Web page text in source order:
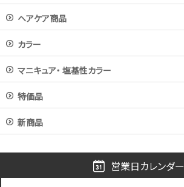
ヘアケア商品
カラー
マニキュア・ 塩基性カラー
特価品
新商品
営業日カレンダー